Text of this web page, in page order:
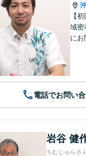
【
域密
にお
電話でお問い
岩谷 健
ちむじゅらさ